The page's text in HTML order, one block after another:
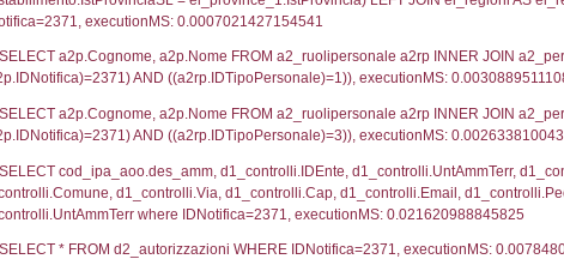
Debug
sql: SELECT COUNT(*) FROM `userlevels`
sql: SELECT `userlevelid`, `userlevelname`